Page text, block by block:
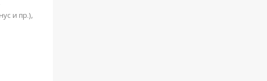
и пр.),